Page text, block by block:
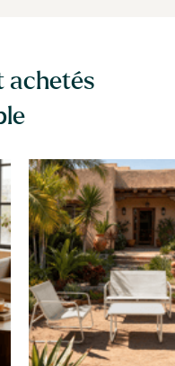
achetés